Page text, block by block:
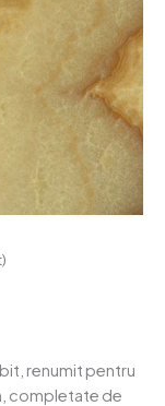
renumit pentru
completate de